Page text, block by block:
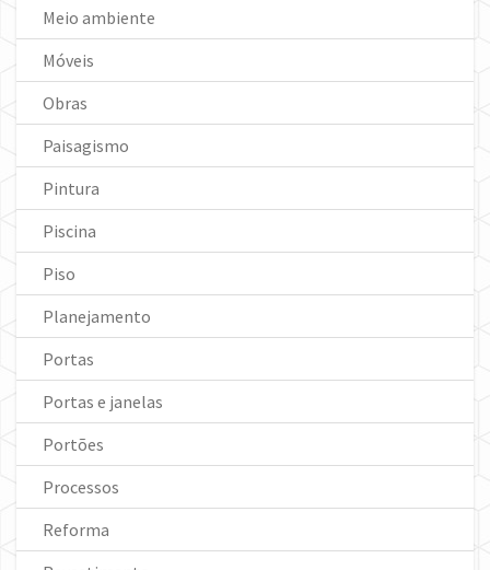
Meio ambiente
Móveis
Obras
Paisagismo
Pintura
Piscina
Piso
Planejamento
Portas
Portas e janelas
Portões
Processos
Reforma